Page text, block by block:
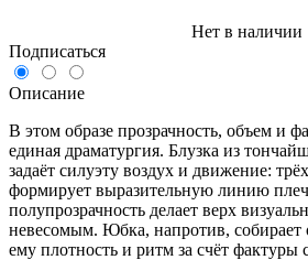
Нет в наличии
Подписаться
Описание
В этом образе прозрачность, объем и
единая драматургия. Блузка из
задаёт силуэту воздух и движение:
формирует выразительную линию плеч
полупрозрачность делает верх
невесомым. Юбка, напротив, собирает
ему плотность и ритм за счёт фактуры